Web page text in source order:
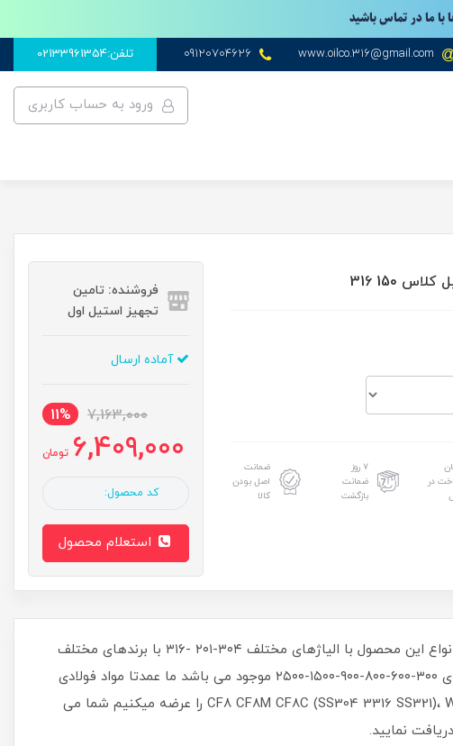
با ما در تماس باشید
www.oilco.316@gmail.com
09120704626 تلفن:02133961354
ورود به حساب کاربری
150 316
در
۷ روز
ضمانت
بازگشت
ضمانت
اصل بودن
کالا
فروشنده: تامین
تجهیز استیل اول
آماده ارسال
7,163,000
11%
6,409,000 تومان
کد محصول:
استعلام محصول
شیر توپی استیل فلنجدار فروش انواع این محصول با الیاژهای مختلف ۳۰۴-۲۰۱ -۳۱۶ با برندهای مختلف
ایرانی چینی تایوانی اروپایی این محصول به صورت فلنجی کلاس ۱۵۰ و کلاس های ۳۰۰-۶۰۰-۸۰۰-۹۰۰-۱۵۰۰-۲۵۰۰ موجود می باشد ما عمدتا مواد فولادی
ضد زنگ و فولاد کربنی مانند CF8 CF8M CF8C (SS304 3316 SS321)، WCB، WCC، LCB، LCC، WC6، WC9 F321، F316، F5 را عرضه میکنیم شما می
استیل اول دریافت نمایید.